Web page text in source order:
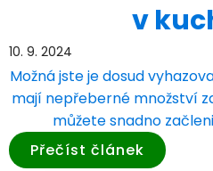
v
10. 9. 2024
Možná jste je dosud
mají nepřeberné množství
můžete snadno
Přečíst článek